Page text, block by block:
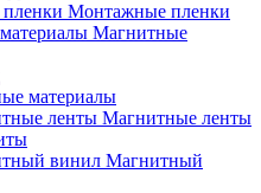
Монтажные пленки
Магнитные
материалы
Магнитные ленты
Магнитный